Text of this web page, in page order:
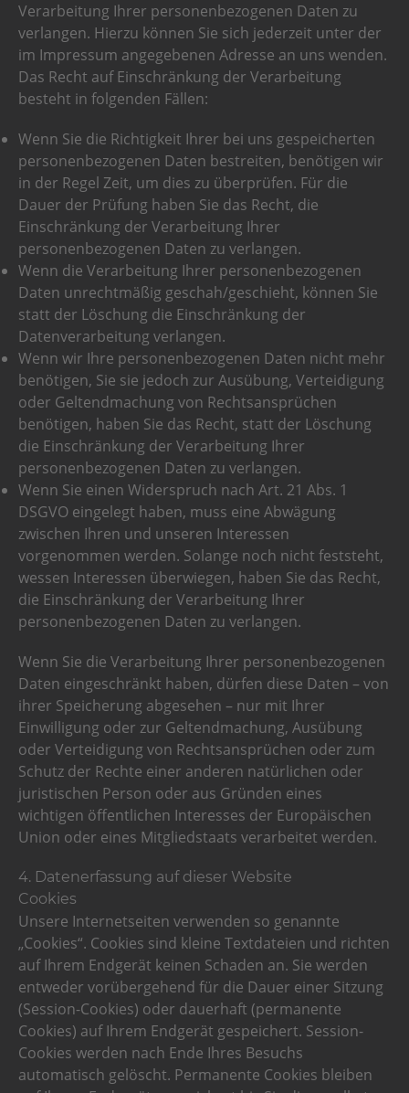
Verarbeitung Ihrer personenbezogenen Daten zu
verlangen. Hierzu können Sie sich jederzeit unter der
im Impressum angegebenen Adresse an uns wenden.
Das Recht auf Einschränkung der Verarbeitung
besteht in folgenden Fällen:
Wenn Sie die Richtigkeit Ihrer bei uns gespeicherten
personenbezogenen Daten bestreiten, benötigen wir
in der Regel Zeit, um dies zu überprüfen. Für die
Dauer der Prüfung haben Sie das Recht, die
Einschränkung der Verarbeitung Ihrer
personenbezogenen Daten zu verlangen.
Wenn die Verarbeitung Ihrer personenbezogenen
Daten unrechtmäßig geschah/geschieht, können Sie
statt der Löschung die Einschränkung der
Datenverarbeitung verlangen.
Wenn wir Ihre personenbezogenen Daten nicht mehr
benötigen, Sie sie jedoch zur Ausübung, Verteidigung
oder Geltendmachung von Rechtsansprüchen
benötigen, haben Sie das Recht, statt der Löschung
die Einschränkung der Verarbeitung Ihrer
personenbezogenen Daten zu verlangen.
Wenn Sie einen Widerspruch nach Art. 21 Abs. 1
DSGVO eingelegt haben, muss eine Abwägung
zwischen Ihren und unseren Interessen
vorgenommen werden. Solange noch nicht feststeht,
wessen Interessen überwiegen, haben Sie das Recht,
die Einschränkung der Verarbeitung Ihrer
personenbezogenen Daten zu verlangen.
Wenn Sie die Verarbeitung Ihrer personenbezogenen
Daten eingeschränkt haben, dürfen diese Daten – von
ihrer Speicherung abgesehen – nur mit Ihrer
Einwilligung oder zur Geltendmachung, Ausübung
oder Verteidigung von Rechtsansprüchen oder zum
Schutz der Rechte einer anderen natürlichen oder
juristischen Person oder aus Gründen eines
wichtigen öffentlichen Interesses der Europäischen
Union oder eines Mitgliedstaats verarbeitet werden.
4. Datenerfassung auf dieser Website
Cookies
Unsere Internetseiten verwenden so genannte
„Cookies“. Cookies sind kleine Textdateien und richten
auf Ihrem Endgerät keinen Schaden an. Sie werden
entweder vorübergehend für die Dauer einer Sitzung
(Session-Cookies) oder dauerhaft (permanente
Cookies) auf Ihrem Endgerät gespeichert. Session-
Cookies werden nach Ende Ihres Besuchs
automatisch gelöscht. Permanente Cookies bleiben